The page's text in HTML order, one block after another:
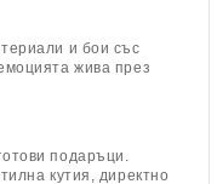
и бои със
жива през
подаръци.
кутия, директно